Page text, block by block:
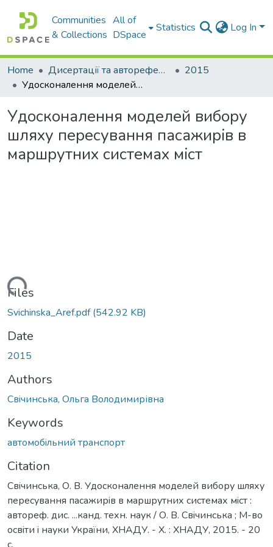
Communities
& Collections
All of
DSpace
Statistics Log In
Home Дисертації та автореферати дисертацій
2015
Удосконалення моделей вибору шляху пересування пасажирiв в маршрутних системах мiст
Удосконалення моделей вибору
шляху пересування пасажирiв в
маршрутних системах мiст
Files
Svichinska_Aref.pdf(542.92 KB)
Date
2015
Authors
Свiчинська, Ольга Володимирівна
Keywords
автомобiльний транспорт
Citation
Свiчинська, О. В. Удосконалення моделей вибору шляху
пересування пасажирiв в маршрутних системах мiст :
автореф. дис. ...канд. техн. наук / О. В. Свiчинська ; М-во
освiти i науки України, ХНАДУ. - Х. : ХНАДУ, 2015. - 20